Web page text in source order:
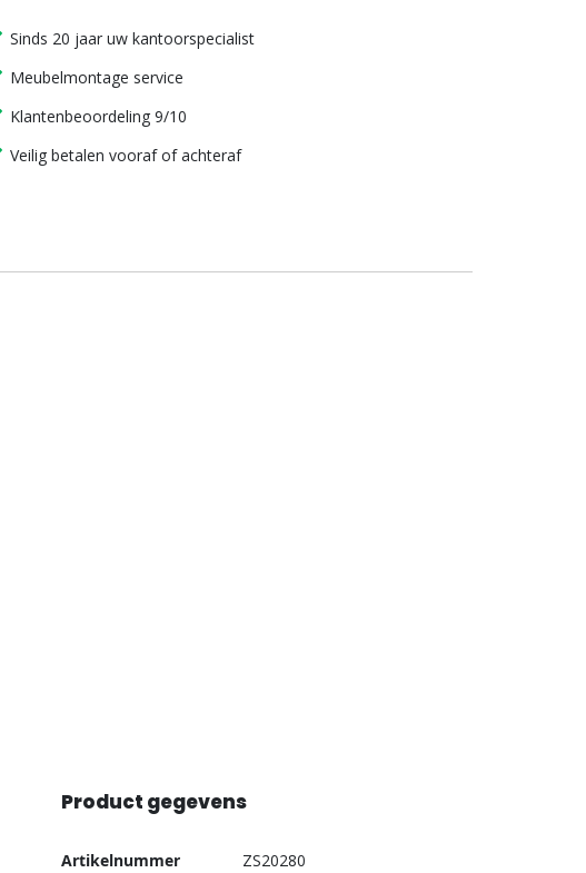
Sinds 20 jaar uw kantoorspecialist
Meubelmontage service
Klantenbeoordeling 9/10
Veilig betalen vooraf of achteraf
Product gegevens
Meer
Artikelnummer
ZS20280